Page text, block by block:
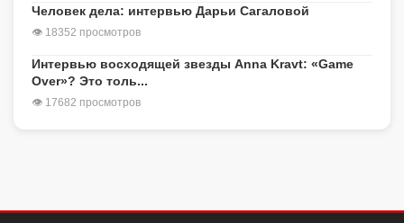
Человек дела: интервью Дарьи Сагаловой
👁 18352 просмотров
Интервью восходящей звезды Anna Kravt: «Game
Over»? Это толь...
👁 17682 просмотров